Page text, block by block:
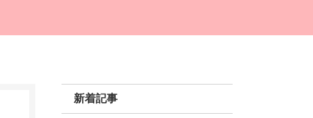
新着記事